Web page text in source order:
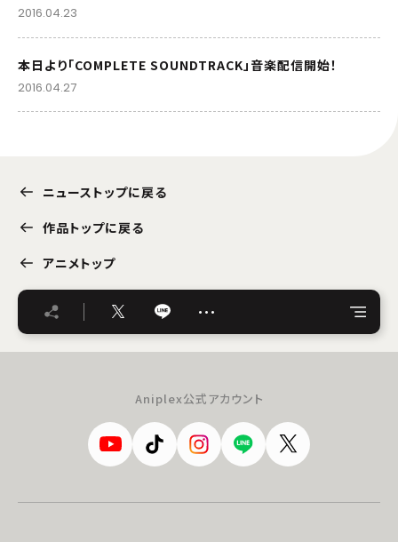
2016.04.23
本日より「COMPLETE SOUNDTRACK」音楽配信開始！
2016.04.27
ニューストップに戻る
作品トップに戻る
アニメトップ
…
Aniplex公式アカウント